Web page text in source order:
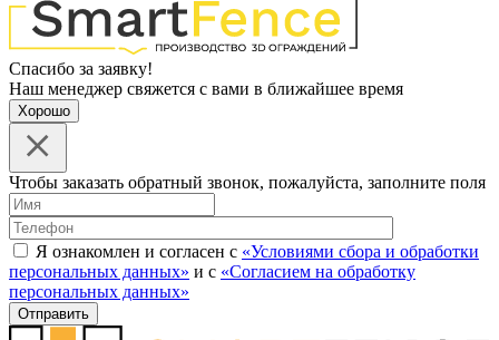
Спасибо за заявку!
Наш менеджер свяжется с вами в ближайшее время
Хорошо
Чтобы заказать обратный звонок, пожалуйста, заполните поля
Я ознакомлен и согласен с «Условиями сбора и обработки
персональных данных» и с «Согласием на обработку
персональных данных»
Отправить